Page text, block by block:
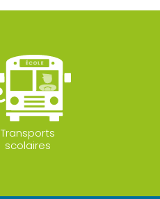
Transports
scolaires